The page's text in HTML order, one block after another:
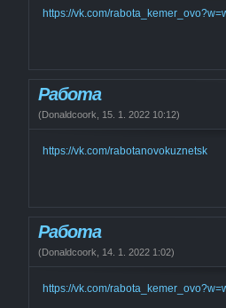
https://vk.com/
Работа
(Donaldcoork 15. 1. 2022 10:12)
https://vk.com/rabotanovokuznetsk
Работа
(Donaldcoork 14. 1. 2022 1:02)
https://vk.com/